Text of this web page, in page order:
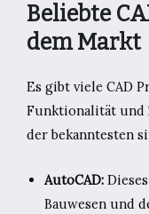
Beliebte
dem Markt
Es gibt viele CAD
Funktionalität und
der bekanntesten
AutoCAD:
Bauwesen und